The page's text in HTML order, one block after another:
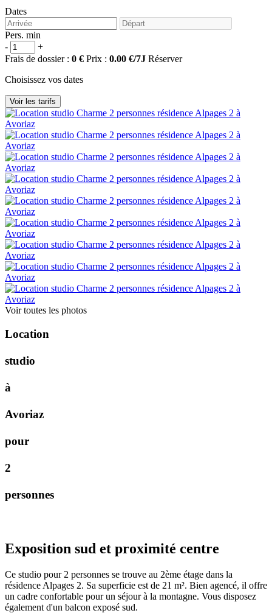
Dates
Pers. min
-
+
Frais de dossier : 0 € Prix : 0.00 €/7J Réserver
Choisissez vos dates
Voir toutes les photos
Location
studio
à
Avoriaz
pour
2
personnes
Exposition sud et proximité centre
Ce studio pour 2 personnes se trouve au 2ème étage dans la
résidence Alpages 2. Sa superficie est de 21 m². Bien agencé, il offre
un cadre confortable pour un séjour à la montagne. Vous disposez
également d'un balcon exposé sud.